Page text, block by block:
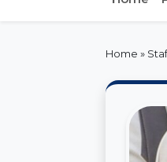
Home »